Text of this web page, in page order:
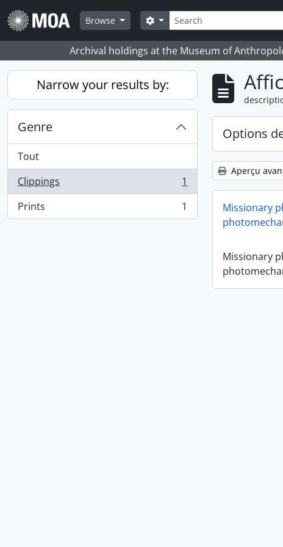
Skip to main content
Browse
Rechercher
Search options
Archival holdings at the Museum of
Narrow your results by:
Genre
Tout
Clippings
, 1 résultats
1
Prints
, 1 résultats 1
Options
Aperçu
Missionary
Missionary